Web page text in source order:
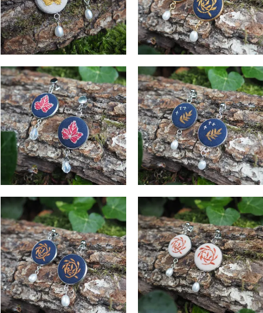
42€ 42€
Lierre Écarlate
Boucles d'Oreilles
42€
Clair de Feuille
Boucles d'Oreilles
42€
Éclat Nocturne
Boucles d'Oreilles
42€
Danse d’Automne
Boucles d'Oreilles
42€